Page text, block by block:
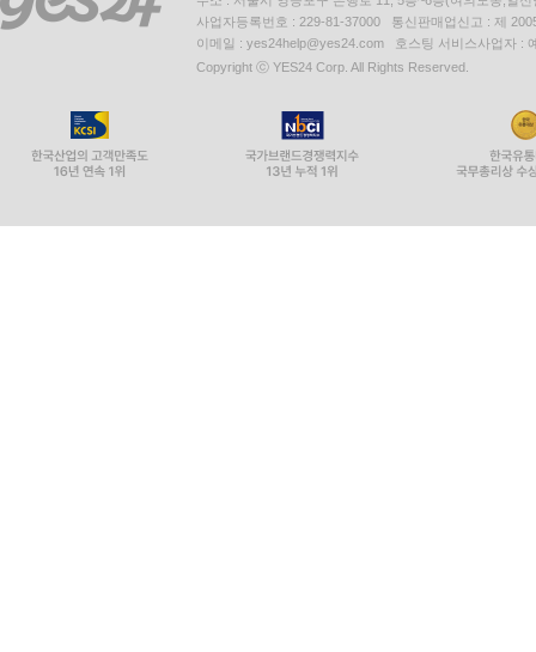
사업자등록번호 : 229-81-37000 통신판매업신고 : 제
이메일 : yes24help@yes24.com 호스팅 서비스사업자 :
Copyright ⓒ YES24 Corp. All Rights Reserved.